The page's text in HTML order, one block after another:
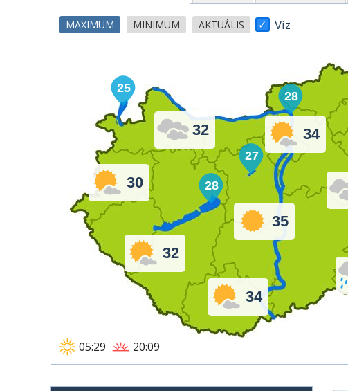
32
30
32
35
34
34
28
28
27
25
05:29 20:09
Víz
MAXIMUM MINIMUM AKTUÁLIS